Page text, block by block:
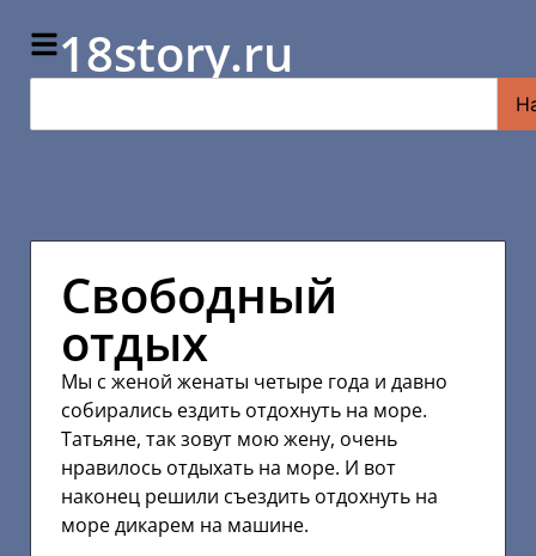
18story.ru
Свободный
отдых
Мы с женой женаты четыре года и давно
собирались ездить отдохнуть на море.
Татьяне, так зовут мою жену, очень
нравилось отдыхать на море. И вот
наконец решили съездить отдохнуть на
море дикарем на машине.